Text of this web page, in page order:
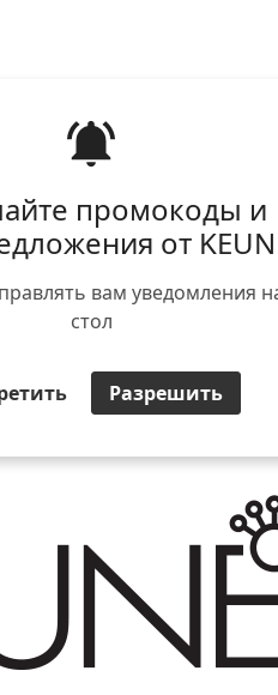
промокоды и
от
вам уведомления
стол
Разрешить